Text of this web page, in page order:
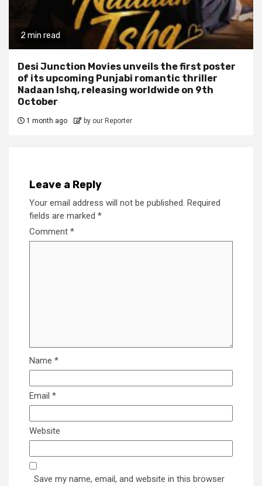
2 min read
Desi Junction Movies unveils the first poster
of its upcoming Punjabi romantic thriller
Nadaan Ishq, releasing worldwide on 9th
October
1 month ago by our Reporter
Leave a Reply
Your email address will not be published. Required
fields are marked *
Comment *
Name *
Email *
Website
Save my name, email, and website in this browser